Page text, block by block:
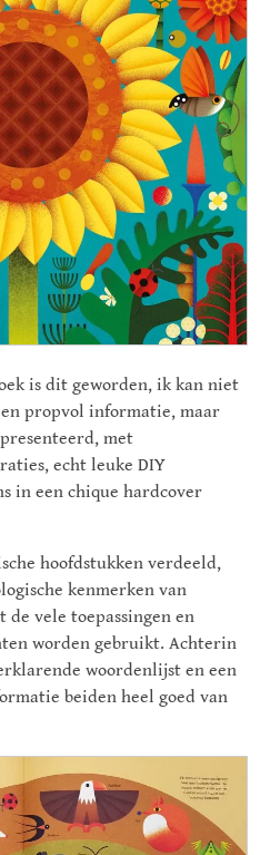
is dit geworden, ik kan niet
propvol informatie, maar
met
echt leuke DIY
in een chique hardcover
hoofdstukken verdeeld,
kenmerken van
vele toepassingen en
worden gebruikt. Achterin
woordenlijst en een
beiden heel goed van